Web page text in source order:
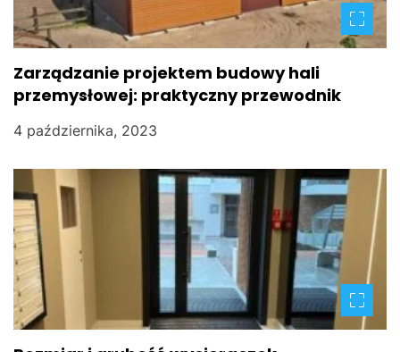
j
a
w
p
i
s
u
Zarządzanie projektem budowy hali
przemysłowej: praktyczny przewodnik
4 października, 2023